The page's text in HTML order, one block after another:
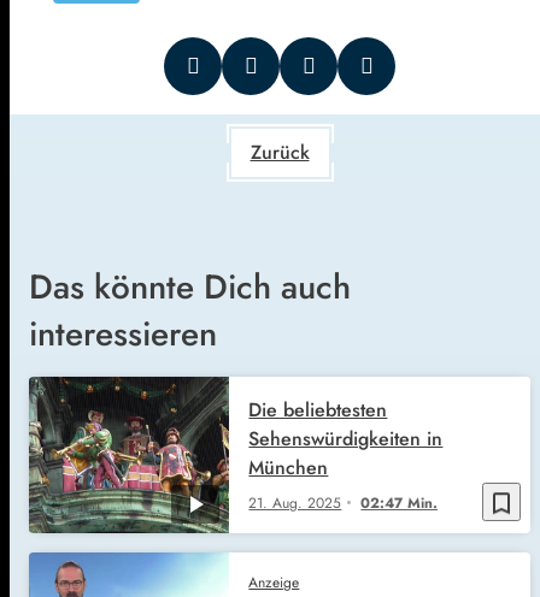
Zurück
Das könnte Dich auch
interessieren
bookmark_border
21. Aug. 2025 02:47 Min.
Die beliebtesten
Sehenswürdigkeiten in
München
Anzeige